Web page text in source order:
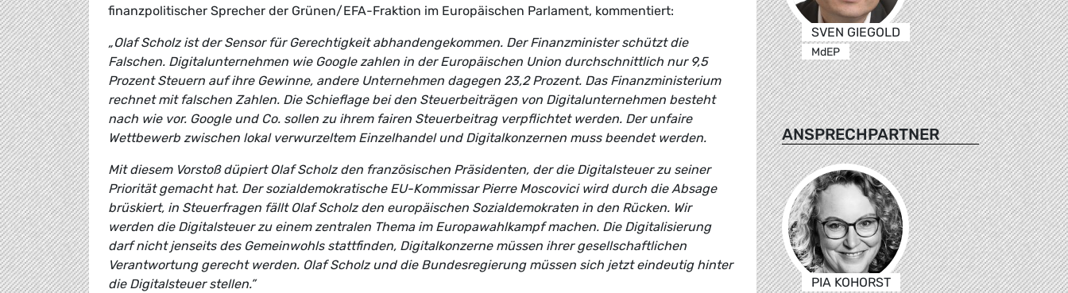
finanzpolitischer Sprecher der Grünen/EFA-Fraktion im Europäischen Parlament, kommentiert:
„Olaf Scholz ist der Sensor für Gerechtigkeit abhandengekommen. Der Finanzminister schützt die
Falschen. Digitalunternehmen wie Google zahlen in der Europäischen Union durchschnittlich nur 9,5
Prozent Steuern auf ihre Gewinne, andere Unternehmen dagegen 23,2 Prozent. Das Finanzministerium
rechnet mit falschen Zahlen. Die Schieflage bei den Steuerbeiträgen von Digitalunternehmen besteht
nach wie vor. Google und Co. sollen zu ihrem fairen Steuerbeitrag verpflichtet werden. Der unfaire
Wettbewerb zwischen lokal verwurzeltem Einzelhandel und Digitalkonzernen muss beendet werden.
Mit diesem Vorstoß düpiert Olaf Scholz den französischen Präsidenten, der die Digitalsteuer zu seiner
Priorität gemacht hat. Der sozialdemokratische EU-Kommissar Pierre Moscovici wird durch die Absage
brüskiert, in Steuerfragen fällt Olaf Scholz den europäischen Sozialdemokraten in den Rücken. Wir
werden die Digitalsteuer zu einem zentralen Thema im Europawahlkampf machen. Die Digitalisierung
darf nicht jenseits des Gemeinwohls stattfinden, Digitalkonzerne müssen ihrer gesellschaftlichen
Verantwortung gerecht werden. Olaf Scholz und die Bundesregierung müssen sich jetzt eindeutig hinter
die Digitalsteuer stellen.”
SVEN GIEGOLD
MdEP
ANSPRECHPARTNER
PIA KOHORST